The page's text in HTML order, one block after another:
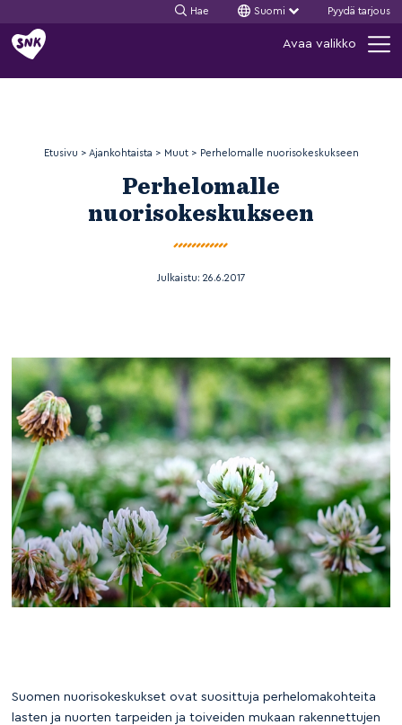
Siirry
sisältöön
Hae Suomi Pyydä tarjous
Avaa valikko
Etusivu > Ajankohtaista > Muut> Perhelomalle nuorisokeskukseen
Perhelomalle
nuorisokeskukseen
Julkaistu: 26.6.2017
Suomen nuorisokeskukset ovat suosittuja perhelomakohteita
lasten ja nuorten tarpeiden ja toiveiden mukaan rakennettujen